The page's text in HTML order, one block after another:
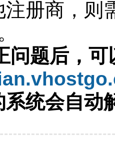
册商，则
问题后，可
统会自动